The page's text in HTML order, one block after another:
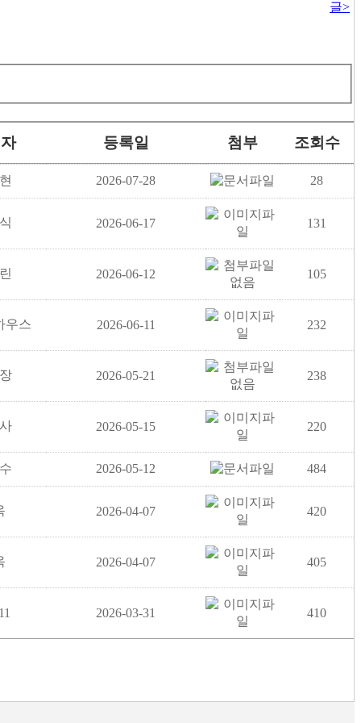
글>
등록일 첨부 조회수
2026-07-28 28
2026-06-17 131
2026-06-12 105
우스 2026-06-11 232
2026-05-21 238
2026-05-15 220
2026-05-12 484
2026-04-07 420
2026-04-07 405
2026-03-31 410